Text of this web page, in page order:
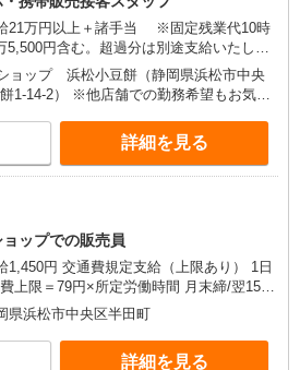
21万円以上＋諸手当 ※固定残業代10時
5,500円含む。超過分は別途支給いたしま
当）/25歳 経験3年 年収440万円（月給
×12ヶ月＋諸手当）/29歳店頭フロア責任
5年 年収480万円（月給31万円×12ヶ月
）/30歳店長職 経験5年
ョップ 浜松小豆餅（静岡県浜松市中央
1-14-2） ※他店舗での勤務希望もお気軽
詳細を見る
ップでの販売員
1,450円 交通費規定支給（上限あり） 1日
上限＝79円×所定労働時間 月末締/翌15日
県浜松市中央区半田町
詳細を見る